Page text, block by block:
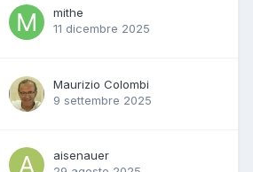
mithe
11 dicembre 2025
Maurizio Colombi
9 settembre 2025
aisenauer